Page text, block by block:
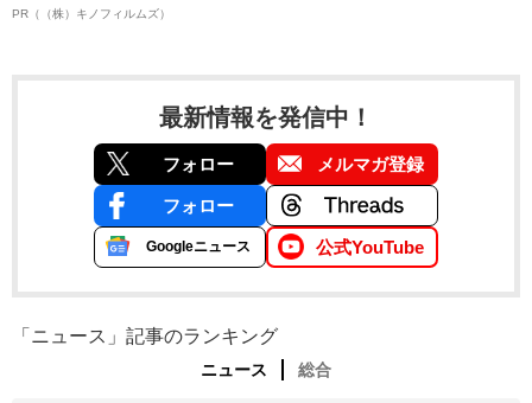
PR（（株）キノフィルムズ）
最新情報を発信中！
フォロー メルマガ登録
フォロー
Googleニュース 公式YouTube
「ニュース」記事のランキング
ニュース 総合